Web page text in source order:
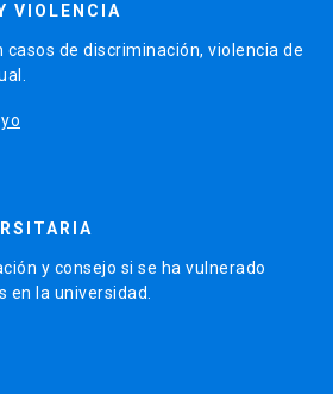
VIOLENCIA
casos de discriminación, violencia de
y consejo si se ha vulnerado
en la universidad.